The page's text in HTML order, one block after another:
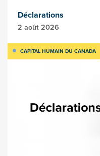
Déclarations
2 août 2026
CAPITAL HUMAIN DU CANADA